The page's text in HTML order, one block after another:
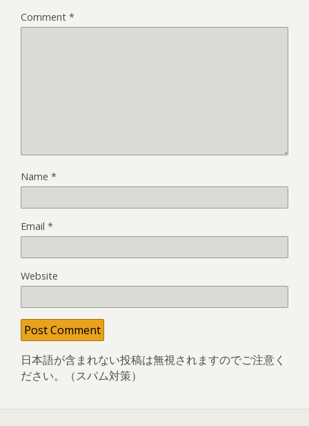
Comment *
Name *
Email *
Website
日本語が含まれない投稿は無視されますのでご注意く
ださい。（スパム対策）